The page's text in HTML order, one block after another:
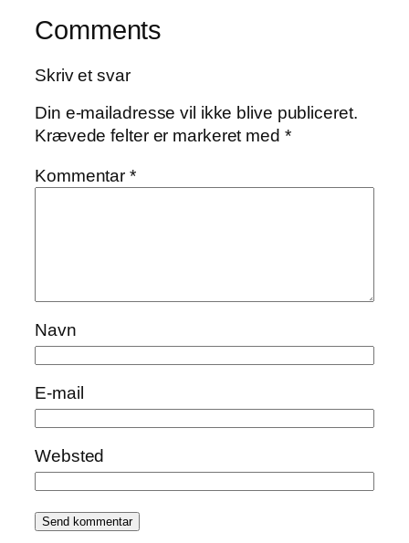
Comments
Skriv et svar
Din e-mailadresse vil ikke blive publiceret.
Krævede felter er markeret med *
Kommentar*
Navn
E-mail
Websted